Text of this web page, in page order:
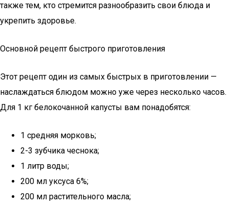
также тем, кто стремится разнообразить свои блюда и
укрепить здоровье.
Основной рецепт быстрого приготовления
Этот рецепт один из самых быстрых в приготовлении —
наслаждаться блюдом можно уже через несколько часов.
Для 1 кг белокочанной капусты вам понадобятся:
1 средняя морковь;
2-3 зубчика чеснока;
1 литр воды;
200 мл уксуса 6%;
200 мл растительного масла;